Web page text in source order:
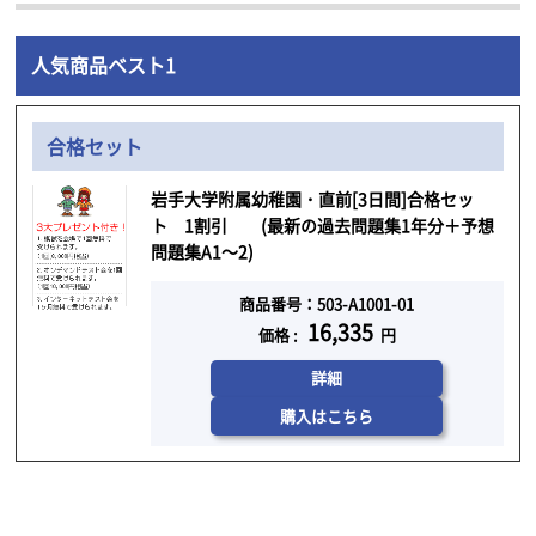
人気商品ベスト1
合格セット
岩手大学附属幼稚園・直前[3日間]合格セッ
ト 1割引 (最新の過去問題集1年分＋予想
問題集A1～2)
商品番号：503-A1001-01
価格 : 16,335 円
詳細
購入はこちら